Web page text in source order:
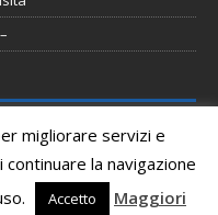
TifoMatera
migliorare servizi e
la navigazione
Accetto Maggiori